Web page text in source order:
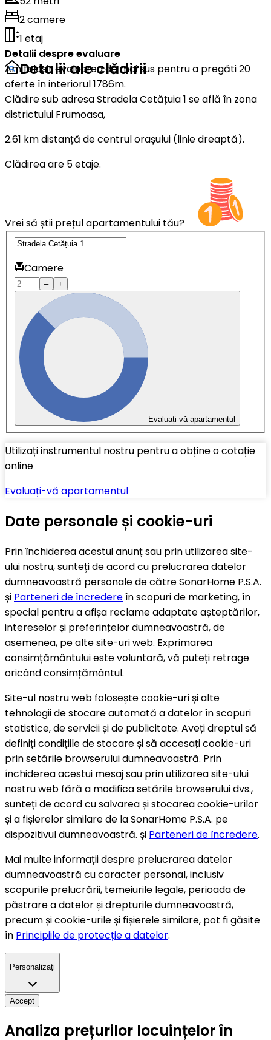
2 camere
1 etaj
Detalii despre evaluare
Am folosit evaluarea de mai sus pentru a pregăti 20
oferte în interiorul 1786m.
Detalii ale clădirii
Clădire sub adresa Stradela Cetățuia 1 se află în zona
districtului Frumoasa,
2.61 km distanță de centrul orașului (linie dreaptă).
Clădirea are 5 etaje.
Vrei să știi prețul apartamentului tău?
Camere
– +
Evaluați-vă apartamentul
Utilizați instrumentul nostru pentru a obține o cotație
online
Evaluați-vă apartamentul
Date personale și cookie-uri
Prin închiderea acestui anunț sau prin utilizarea site-
ului nostru, sunteți de acord cu prelucrarea datelor
dumneavoastră personale de către SonarHome P.S.A.
și Parteneri de încredereîn scopuri de marketing, în
special pentru a afișa reclame adaptate așteptărilor,
intereselor și preferințelor dumneavoastră, de
asemenea, pe alte site-uri web. Exprimarea
consimțământului este voluntară, vă puteți retrage
oricând consimțământul.
Site-ul nostru web folosește cookie-uri și alte
tehnologii de stocare automată a datelor în scopuri
statistice, de servicii și de publicitate. Aveți dreptul să
definiți condițiile de stocare și să accesați cookie-uri
prin setările browserului dumneavoastră. Prin
închiderea acestui mesaj sau prin utilizarea site-ului
nostru web fără a modifica setările browserului dvs.,
sunteți de acord cu salvarea și stocarea cookie-urilor
și a fișierelor similare de la SonarHome P.S.A. pe
dispozitivul dumneavoastră. și Parteneri de încredere.
Mai multe informații despre prelucrarea datelor
dumneavoastră cu caracter personal, inclusiv
scopurile prelucrării, temeiurile legale, perioada de
păstrare a datelor și drepturile dumneavoastră,
precum și cookie-urile și fișierele similare, pot fi găsite
în Principiile de protecție a datelor.
Personalizați
Accept
Analiza prețurilor locuințelor în